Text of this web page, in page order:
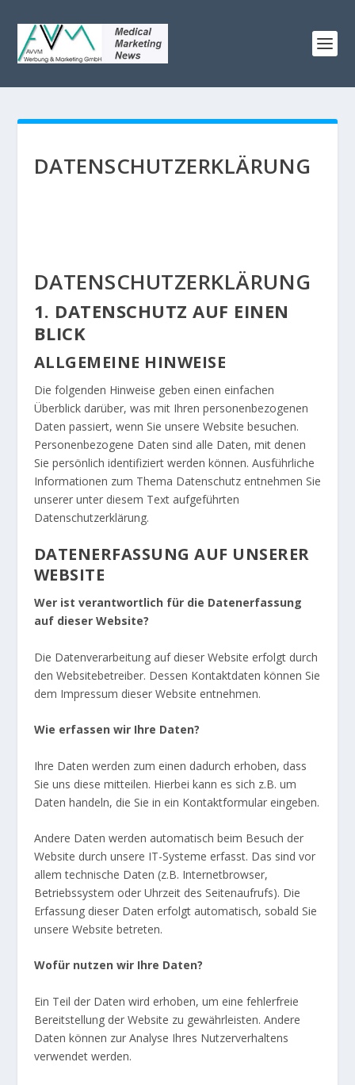
DATENSCHUTZERKLÄRUNG
DATENSCHUTZERKLÄRUNG
1. DATENSCHUTZ AUF EINEN
BLICK
ALLGEMEINE HINWEISE
Die folgenden Hinweise geben einen einfachen
Überblick darüber, was mit Ihren personenbezogenen
Daten passiert, wenn Sie unsere Website besuchen.
Personenbezogene Daten sind alle Daten, mit denen
Sie persönlich identifiziert werden können. Ausführliche
Informationen zum Thema Datenschutz entnehmen Sie
unserer unter diesem Text aufgeführten
Datenschutzerklärung.
DATENERFASSUNG AUF UNSERER
WEBSITE
Wer ist verantwortlich für die Datenerfassung
auf dieser Website?
Die Datenverarbeitung auf dieser Website erfolgt durch
den Websitebetreiber. Dessen Kontaktdaten können Sie
dem Impressum dieser Website entnehmen.
Wie erfassen wir Ihre Daten?
Ihre Daten werden zum einen dadurch erhoben, dass
Sie uns diese mitteilen. Hierbei kann es sich z.B. um
Daten handeln, die Sie in ein Kontaktformular eingeben.
Andere Daten werden automatisch beim Besuch der
Website durch unsere IT-Systeme erfasst. Das sind vor
allem technische Daten (z.B. Internetbrowser,
Betriebssystem oder Uhrzeit des Seitenaufrufs). Die
Erfassung dieser Daten erfolgt automatisch, sobald Sie
unsere Website betreten.
Wofür nutzen wir Ihre Daten?
Ein Teil der Daten wird erhoben, um eine fehlerfreie
Bereitstellung der Website zu gewährleisten. Andere
Daten können zur Analyse Ihres Nutzerverhaltens
verwendet werden.